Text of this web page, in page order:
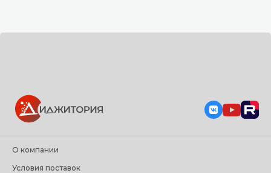
О компании
Условия поставок